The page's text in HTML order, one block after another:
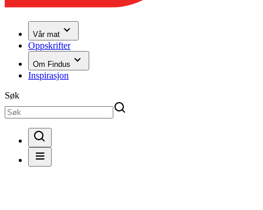
Vår mat
Oppskrifter
Om Findus
Inspirasjon
Søk